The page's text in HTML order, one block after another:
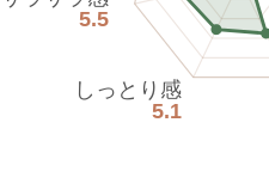
しっとり感
5.1
5.5